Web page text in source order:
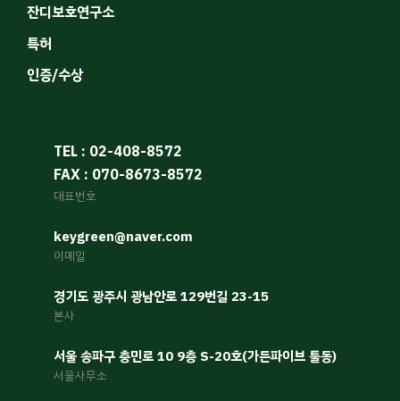
잔디보호연구소
특허
인증/수상
TEL : 02-408-8572
FAX : 070-8673-8572
대표번호
keygreen@naver.com
이메일
경기도 광주시 광남안로 129번길 23-15
본사
서울 송파구 충민로 10 9층 S-20호(가든파이브 툴동)
서울사무소